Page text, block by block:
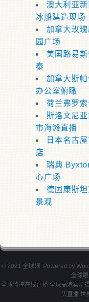
澳大利亚
冰船建造现场
加拿大玫
园广场
美国路易
泰
加拿大斯
办公室俯瞰
荷兰弗罗
斯洛文尼
市海滩直播
日本名古
店
瑞典
心广场
德国康斯坦
景观
© 2021 全球眼. Powered by
全球
全球监控在线直播 全球高清实况
头直播 世